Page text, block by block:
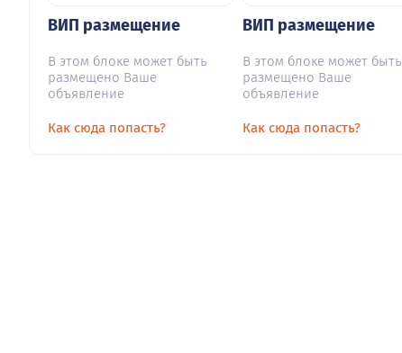
ВИП размещение
В этом блоке может быть
размещено Ваше
объявление
Как сюда попасть?
ВИП размещение
В этом блоке может быть
размещено Ваше
объявление
Как сюда попасть?